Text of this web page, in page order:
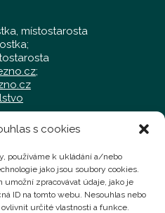
s cookies
používáme k ukládání a/nebo
jako jsou soubory cookies.
umožní zpracovávat údaje, jako je
ID na tomto webu. Nesouhlas nebo
určité vlastnosti a funkce.
místostarosta
;